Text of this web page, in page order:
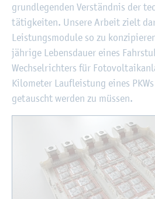
grund­le­gen­den Ver­ständ­nis der
tä­tig­kei­ten. Un­se­re Ar­beit zielt
Leis­tungs­mo­du­le so zu
jäh­ri­ge Le­bens­dau­er eines
Wech­sel­rich­ters für
Ki­lo­me­ter Lauf­leis­tung eines
ge­tauscht wer­den zu müs­sen.